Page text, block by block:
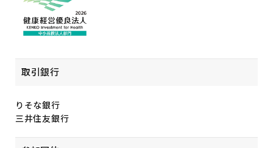
取引銀行
りそな銀行
三井住友銀行